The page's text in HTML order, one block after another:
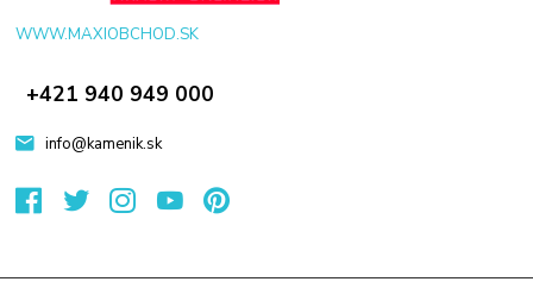
WWW.MAXIOBCHOD.SK
+421 940 949 000
info@kamenik.sk